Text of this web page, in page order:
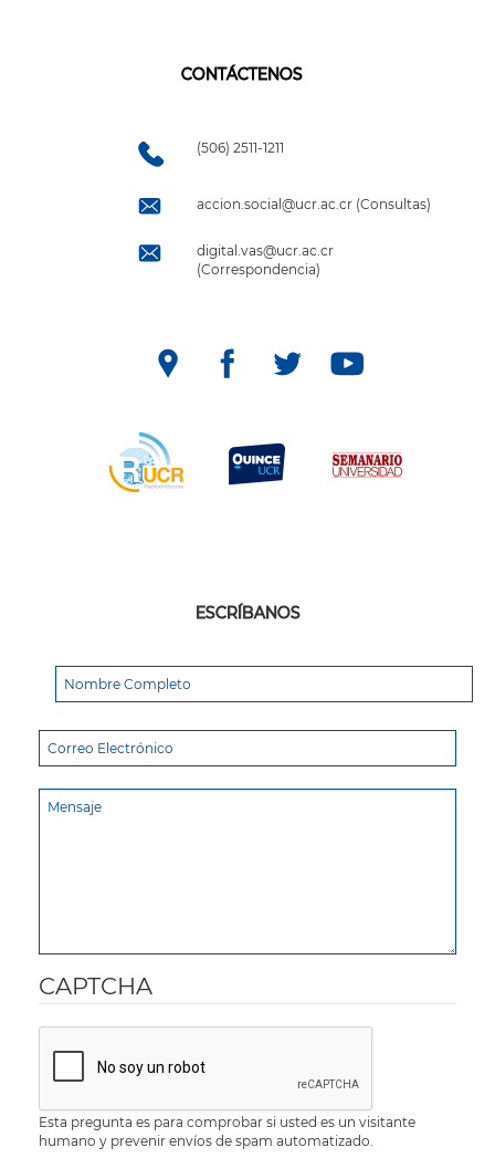
CONTÁCTENOS
(506) 2511-1211
accion.social@ucr.ac.cr (Consultas)
digital.vas@ucr.ac.cr
(Correspondencia)
ESCRÍBANOS
CAPTCHA
Esta pregunta es para comprobar si usted es un visitante
humano y prevenir envíos de spam automatizado.